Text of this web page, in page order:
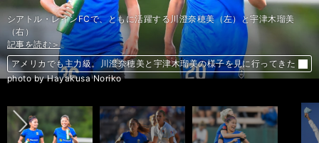
シアトル・レインFCで、ともに活躍する川澄奈穂美（左）と宇津木瑠美
（右）
記事を読む＞
アメリカでも主力級。川澄奈穂美と宇津木瑠美の様子を見に行ってきた
photo by Hayakusa Noriko
記事を読む＞
アメリカでも主力級。川澄奈穂美と宇津木瑠美の様子を見に行ってきた
記事を読む＞
アメリカでも主力級。川澄奈穂美と宇津木瑠美の様子を見に行ってきた
記事を読む＞
８位通過から銀メダル。平井コーチは「あれが大橋悠依なんですよ！」
記事を読む＞
J3に降格したチームがハマる底なし沼の正体。北九州は抜け出せるか
記事を読む＞
負け数が先行でも、上位球団がダルビッシュを緊急補強したがるわけ
記事を読む＞
アラブの王族もお手上げ。競走馬セレクトセールはジャパンマネー強し
記事を読む＞
いきなり強いぞ、中田ジャパン。女子バレーが６年ぶりにブラジルを撃破
記事を読む＞
堂安律を「ホームシックにさせない」。フローニンゲンの細かな心配り
記事を読む＞
全英OP、日本中が愕然とした「痛恨の一打」を松山英樹が振り返る
記事を読む＞
エアレース第５戦でまさかの大惨敗。室屋義秀の心身に何が起きたのか
前へ